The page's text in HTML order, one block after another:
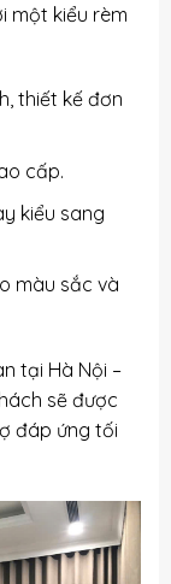
một kiểu rèm
thiết kế đơn
cấp.
kiểu sang
màu sắc và
tại Hà Nội –
sẽ được
đáp ứng tối